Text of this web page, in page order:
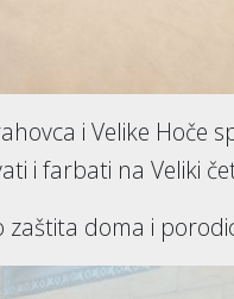
i Velike Hoče
i farbati na Veliki
zaštita doma i